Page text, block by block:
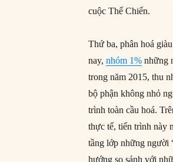
cuộc Thế Chiến.
Thứ ba, phân hoá
nay,nhóm 1% những
trong năm 2015, thu
bộ phận không nhỏ
trình toàn cầu hoá.
thực tế, tiến trình này
tầng lớp những người
hướng so sánh với